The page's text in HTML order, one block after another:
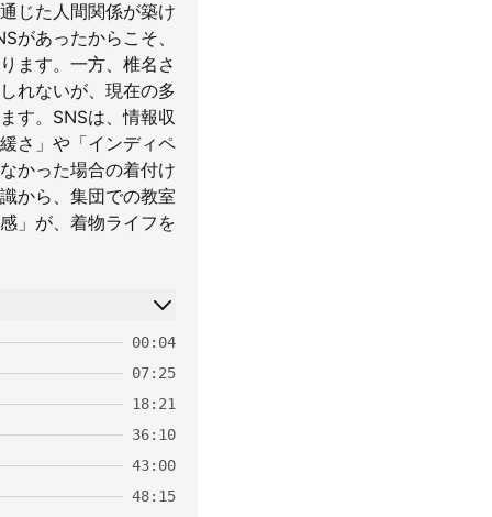
じた人間関係が築け
があったからこそ、
ます。一方、椎名さ
れないが、現在の多
す。SNSは、情報収
さ」や「インディペ
かった場合の着付け
から、集団での教室
」が、着物ライフを
00:04
07:25
18:21
36:10
43:00
48:15